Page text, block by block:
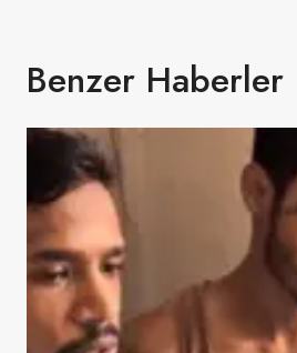
Benzer Haberler